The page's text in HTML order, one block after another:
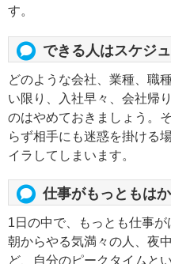
す。
できる人はスケジ
どのような会社、業種、職
い限り、入社早々、会社帰
のはやめておきましょう。
らず相手にも迷惑を掛ける
イラしてしまいます。
仕事がもっともは
1日の中で、もっとも仕事が
朝からやる気満々の人、夜
ど、自分のピークタイムと